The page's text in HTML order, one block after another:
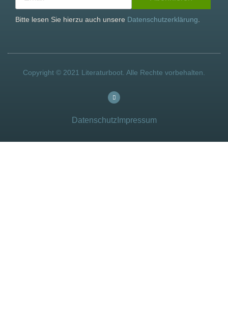
Bitte lesen Sie hierzu auch unsere Datenschutzerklärung
Copyright © 2021 Literaturboot. Alle Rechte vorbehalten.
Datenschutz Impressum